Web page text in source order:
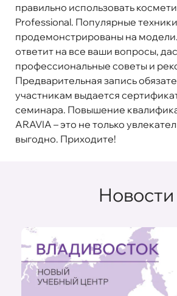
правильно использовать
Professional. Популярные
продемонстрированы на
ответит на все ваши вопросы,
профессиональные советы и
Предварительная запись
участникам выдается
семинара. Повышение
ARAVIA – это не только
выгодно. Приходите!
Новости